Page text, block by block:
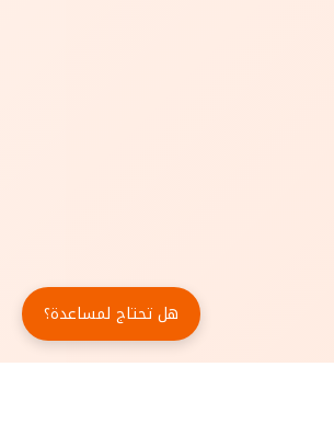
هل تحتاج لمساعدة؟